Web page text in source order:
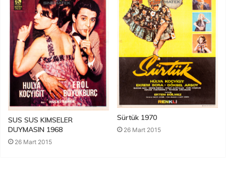
SUS SUS KIMSELER
DUYMASIN 1968
26 Mart 2015
Sürtük 1970
26 Mart 2015